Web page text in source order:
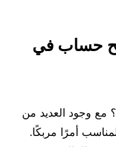
حساب في
مع وجود العديد من
أمرًا مربكًا.